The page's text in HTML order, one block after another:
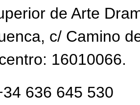
de Arte
c/ Camino
16010066.
636 645 530